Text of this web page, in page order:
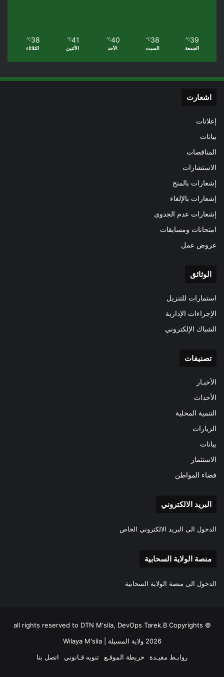
39
℃
الجمعة
38
℃
السبت
40
℃
الأحد
41
℃
الأثنين
38
℃
الثلاثاء
اشعارت
إعلانات
بيانات
المناقصات
الاستشارات
إشعارات بالمنح
إشعارات بالإلغاء
إشعارات عدم الجدوى
امتحانات ومسابقات
عروض عمل
الوثائق
استمارات للتنزيل
الإجراءات الإدارية
الشباك الإلكتروني
تصنيفات
الأخبـار
الأحداث
التنمية المحلية
الزيارات
بيانات
الاستثمار
فضاء المواطن
البريد الالكتروني
الدخول الى البريد الالكتروني الخاص
منصة الولاية السحابية
الدخول الى منصة الولاية السحابية
all rights reserved to DTN M'sila, DevOps Tarek.B Copyrights ©
2026 ولاية المسيلة | Wilaya M'sila
روابـط مفيـدة
خريطة الموقـع تنويه قـانوني اتصل بنا